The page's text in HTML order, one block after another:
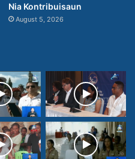
Nia Kontribuisaun
August 5, 2026